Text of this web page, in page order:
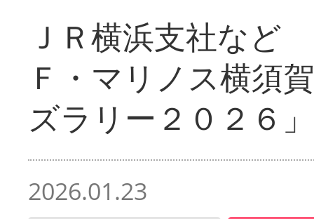
ＪＲ横浜支社など
Ｆ・マリノス横須
ズラリー２０２６」
2026.01.23